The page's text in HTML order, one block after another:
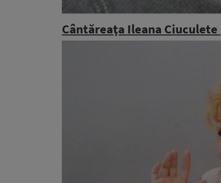
Cântăreaţa Ileana Ciuculete